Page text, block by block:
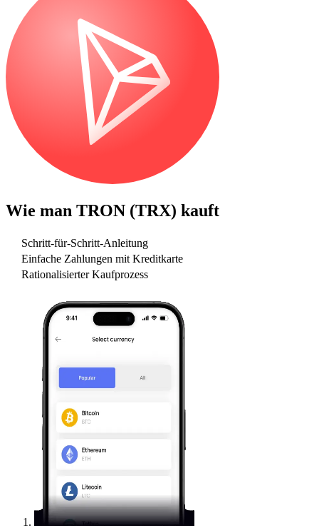
Wie man TRON (TRX) kauft
Schritt-für-Schritt-Anleitung
Einfache Zahlungen mit Kreditkarte
Rationalisierter Kaufprozess